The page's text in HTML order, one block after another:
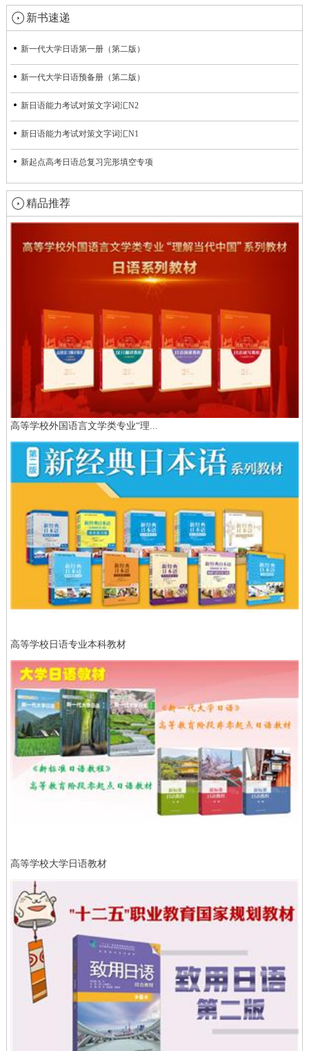
新书速递
新一代大学日语第一册（第二版）
新一代大学日语预备册（第二版）
新日语能力考试对策文字词汇N2
新日语能力考试对策文字词汇N1
新起点高考日语总复习完形填空专项
精品推荐
高等学校外国语言文学类专业“理...
高等学校日语专业本科教材
高等学校大学日语教材